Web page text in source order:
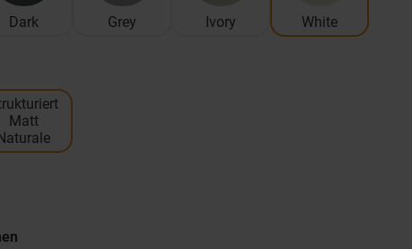
Dark Grey Ivory White
Matt